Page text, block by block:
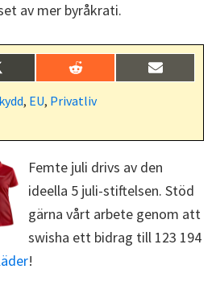
av mer byråkrati.
Dela
på
X
(
T
w
t
e
r
)
Dela
på
R
e
d
t
Dela
på
E
-
t
, EU, Privatliv
Femte juli drivs av den
ideella 5 juli-stiftelsen. Stöd
gärna vårt arbete genom att
swisha ett bidrag till 123 194
!